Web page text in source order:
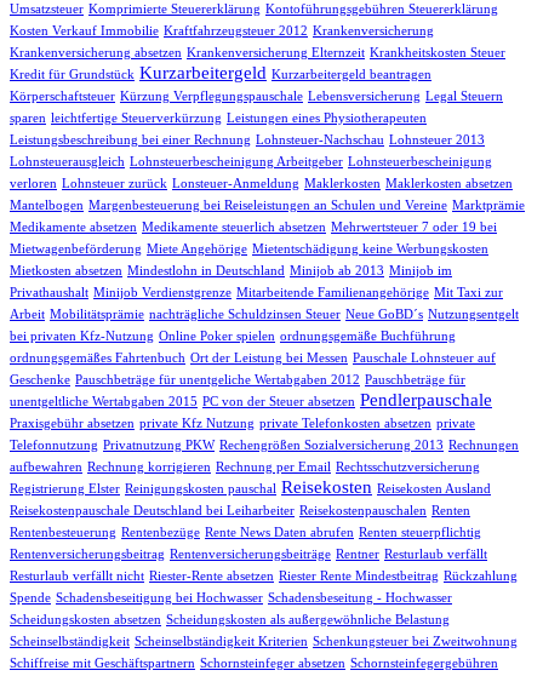
Umsatzsteuer Komprimierte Steuererklärung Kontoführungsgebühren Steuererklärung
Kosten Verkauf Immobilie Kraftfahrzeugsteuer 2012 Krankenversicherung
Krankenversicherung absetzen Krankenversicherung Elternzeit Krankheitskosten Steuer
Kredit für Grundstück Kurzarbeitergeld Kurzarbeitergeld beantragen
Körperschaftsteuer Kürzung Verpflegungspauschale Lebensversicherung Legal Steuern
sparen leichtfertige Steuerverkürzung Leistungen eines Physiotherapeuten
Leistungsbeschreibung bei einer Rechnung Lohnsteuer-Nachschau Lohnsteuer 2013
Lohnsteuerausgleich Lohnsteuerbescheinigung Arbeitgeber Lohnsteuerbescheinigung
verloren Lohnsteuer zurück Lonsteuer-Anmeldung Maklerkosten Maklerkosten absetzen
Mantelbogen Margenbesteuerung bei Reiseleistungen an Schulen und Vereine Marktprämie
Medikamente absetzen Medikamente steuerlich absetzen Mehrwertsteuer 7 oder 19 bei
Mietwagenbeförderung Miete Angehörige Mietentschädigung keine Werbungskosten
Mietkosten absetzen Mindestlohn in Deutschland Minijob ab 2013 Minijob im
Privathaushalt Minijob Verdienstgrenze Mitarbeitende Familienangehörige Mit Taxi zur
Arbeit Mobilitätsprämie nachträgliche Schuldzinsen Steuer Neue GoBD´s Nutzungsentgelt
bei privaten Kfz-Nutzung Online Poker spielen ordnungsgemäße Buchführung
ordnungsgemäßes Fahrtenbuch Ort der Leistung bei Messen Pauschale Lohnsteuer auf
Geschenke Pauschbeträge für unentgeliche Wertabgaben 2012 Pauschbeträge für
unentgeltliche Wertabgaben 2015 PC von der Steuer absetzen Pendlerpauschale
Praxisgebühr absetzen private Kfz Nutzung private Telefonkosten absetzen private
Telefonnutzung Privatnutzung PKW Rechengrößen Sozialversicherung 2013 Rechnungen
aufbewahren Rechnung korrigieren Rechnung per Email Rechtsschutzversicherung
Registrierung Elster Reinigungskosten pauschal Reisekosten Reisekosten Ausland
Reisekostenpauschale Deutschland bei Leiharbeiter Reisekostenpauschalen Renten
Rentenbesteuerung Rentenbezüge Rente News Daten abrufen Renten steuerpflichtig
Rentenversicherungsbeitrag Rentenversicherungsbeiträge Rentner Resturlaub verfällt
Resturlaub verfällt nicht Riester-Rente absetzen Riester Rente Mindestbeitrag Rückzahlung
Spende Schadensbeseitigung bei Hochwasser Schadensbeseitung - Hochwasser
Scheidungskosten absetzen Scheidungskosten als außergewöhnliche Belastung
Scheinselbständigkeit Scheinselbständigkeit Kriterien Schenkungsteuer bei Zweitwohnung
Schiffreise mit Geschäftspartnern Schornsteinfeger absetzen Schornsteinfegergebühren